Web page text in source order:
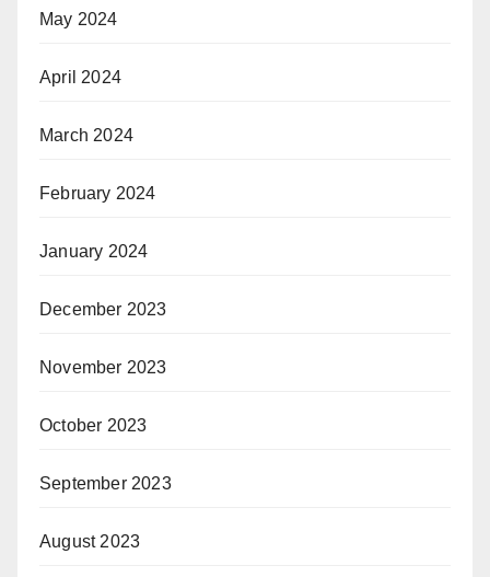
May 2024
April 2024
March 2024
February 2024
January 2024
December 2023
November 2023
October 2023
September 2023
August 2023